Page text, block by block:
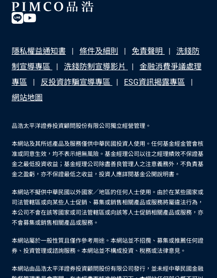
隱私權益通知書 條件及細則 免責聲明
洗錢防
制宣導專區
洗錢防制宣導影片
金融消費爭議處理
專區
反投資詐騙宣導專區
ESG資訊揭露專區
網站地圖
品浩太平洋證券投資顧問股份有限公司獨立經營管理。
本網站及其所述產品及服務僅供中華民國投資人使用。任何基金經金管會核
准或同意生效，均不表示絕無風險。基金經理公司以往之經理績效不保證基
金之最低投資收益；基金經理公司除盡善良管理人之注意義務外，不負責基
金之盈虧，亦不保證最低之收益，投資人應詳閱基金公開說明書。
本網站不擬供中華民國以外國家／地區的任何人士使用。由於在某些國家或
司法管轄區或向某些人士促銷、募集或銷售相關產品或服務將屬違法行為，
本公司不會在該等國家或司法管轄區或向該等人士促銷相關產品或服務，亦
不會募集或銷售相關產品或服務。
本網站屬於一般性質且僅作參考用途。本網站並不招攬、募集或推薦任何證
券、投資管理或諮詢服務。本網站並不構成投資、稅務或法律意見。
本網站由品浩太平洋證券投資顧問股份有限公司發行，並未經中華民國金融